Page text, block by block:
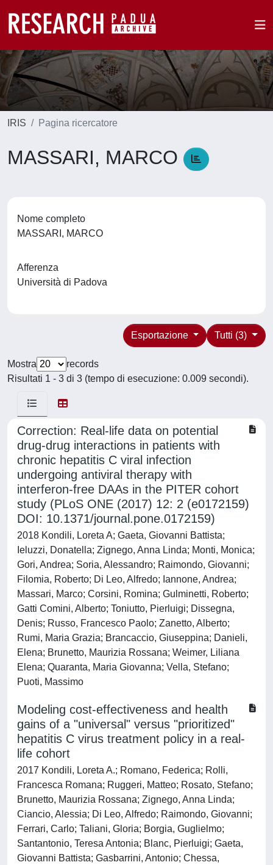
IRIS Pagina ricercatore
MASSARI, MARCO
Nome completo
MASSARI, MARCO
Afferenza
Università di Padova
Tutti (3)
Esportazione
Mostra
records
Risultati 1 - 3 di 3 (tempo di esecuzione: 0.009 secondi).
Correction: Real-life data on potential
drug-drug interactions in patients with
chronic hepatitis C viral infection
undergoing antiviral therapy with
interferon-free DAAs in the PITER cohort
study (PLoS ONE (2017) 12: 2 (e0172159)
DOI: 10.1371/journal.pone.0172159)
2018 Kondili, Loreta A; Gaeta, Giovanni Battista;
Ieluzzi, Donatella; Zignego, Anna Linda; Monti, Monica;
Gori, Andrea; Soria, Alessandro; Raimondo, Giovanni;
Filomia, Roberto; Di Leo, Alfredo; Iannone, Andrea;
Massari, Marco; Corsini, Romina; Gulminetti, Roberto;
Gatti Comini, Alberto; Toniutto, Pierluigi; Dissegna,
Denis; Russo, Francesco Paolo; Zanetto, Alberto;
Rumi, Maria Grazia; Brancaccio, Giuseppina; Danieli,
Elena; Brunetto, Maurizia Rossana; Weimer, Liliana
Elena; Quaranta, Maria Giovanna; Vella, Stefano;
Puoti, Massimo
Modeling cost-effectiveness and health
gains of a "universal" versus "prioritized"
hepatitis C virus treatment policy in a real-
life cohort
2017 Kondili, Loreta A.; Romano, Federica; Rolli,
Francesca Romana; Ruggeri, Matteo; Rosato, Stefano;
Brunetto, Maurizia Rossana; Zignego, Anna Linda;
Ciancio, Alessia; Di Leo, Alfredo; Raimondo, Giovanni;
Ferrari, Carlo; Taliani, Gloria; Borgia, Guglielmo;
Santantonio, Teresa Antonia; Blanc, Pierluigi; Gaeta,
Giovanni Battista; Gasbarrini, Antonio; Chessa,